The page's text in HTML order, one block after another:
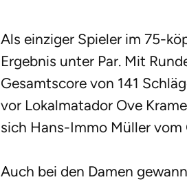
Als einziger Spieler im 75-
Ergebnis unter Par. Mit
Gesamtscore von 141
vor Lokalmatador Ove
sich Hans-Immo Müller vom
Auch bei den Damen